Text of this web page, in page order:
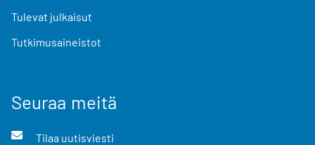
Tulevat julkaisut
Tutkimusaineistot
Seuraa meitä
Tilaa uutisviesti